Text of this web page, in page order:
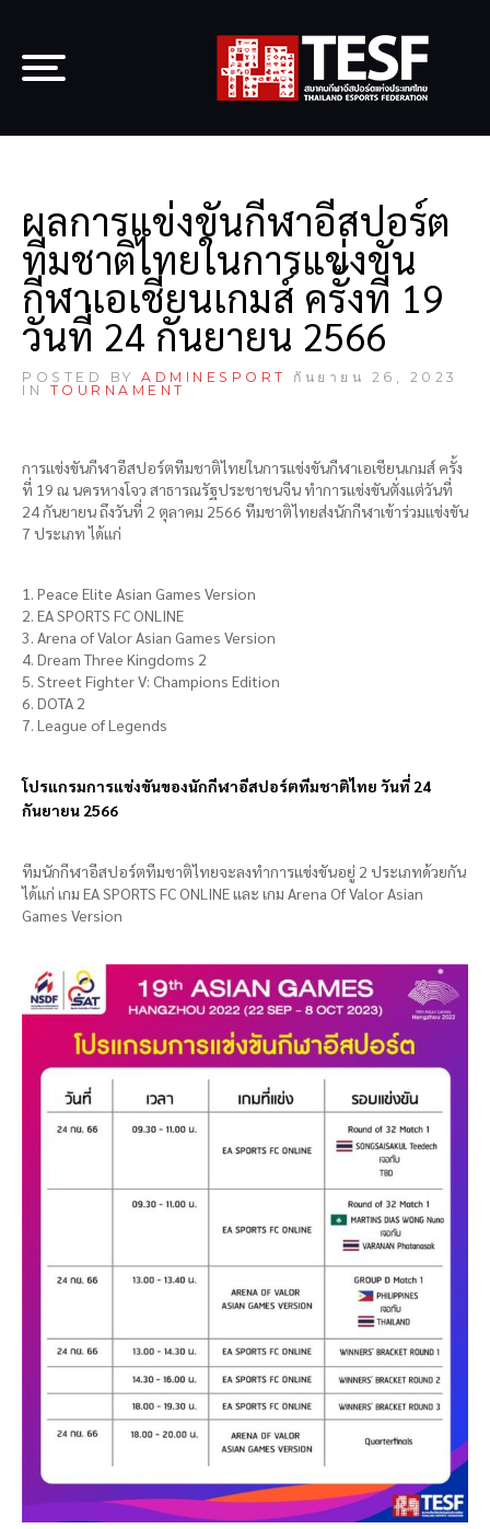
ผลการแข่งขันกีฬาอีสปอร์ต
ทีมชาติไทยในการแข่งขัน
กีฬาเอเชียนเกมส์ ครั้งที่ 19
วันที่ 24 กันยายน 2566
POSTED BY ADMINESPORT
กันยายน 26, 2023
IN TOURNAMENT
การแข่งขันกีฬาอีสปอร์ตทีมชาติไทยในการแข่งขันกีฬาเอเชียนเกมส์ ครั้ง
ที่ 19 ณ นครหางโจว สาธารณรัฐประชาชนจีน ทำการแข่งขันตั่งแต่วันที่
24 กันยายน ถึงวันที่ 2 ตุลาคม 2566 ทีมชาติไทยส่งนักกีฬาเข้าร่วมแข่งขัน
7 ประเภท ได้แก่
1. Peace Elite Asian Games Version
2. EA SPORTS FC ONLINE
3. Arena of Valor Asian Games Version
4. Dream Three Kingdoms 2
5. Street Fighter V: Champions Edition
6. DOTA 2
7. League of Legends
โปรแกรมการแข่งขันของนักกีฬาอีสปอร์ตทีมชาติไทย วันที่ 24
กันยายน 2566
ทีมนักกีฬาอีสปอร์ตทีมชาติไทยจะลงทำการแข่งขันอยู่ 2 ประเภทด้วยกัน
ได้แก่ เกม EA SPORTS FC ONLINE และ เกม Arena Of Valor Asian
Games Version